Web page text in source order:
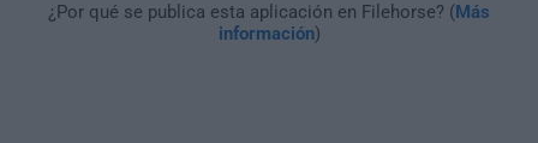
¿Por qué se publica esta aplicación en Filehorse? (Más
información)